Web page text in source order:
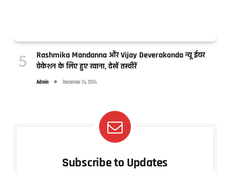
Rashmika Mandanna और Vijay Deverakonda न्यू ईयर
वेकेशन के लिए हुए रवाना, देखें तस्वीरें
Admin December 24, 2024
Subscribe to Updates